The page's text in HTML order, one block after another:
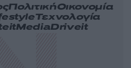
ΠολιτικήΟικονομία
Τεχνολογία
MediaDriveit